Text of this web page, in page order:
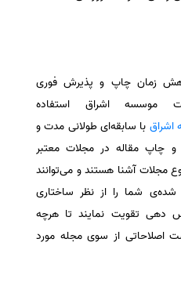
زمان چاپ و پذیرش فوری
موسسه اشراق استفاده
با سابقه‌ای طولانی مدت و
چاپ مقاله در مجلات معتبر
مجلات آشنا هستند و می‌توانند
شما را از نظر ساختاری
دهی تقویت نمایند تا هرچه
اصلاحاتی از سوی مجله مورد